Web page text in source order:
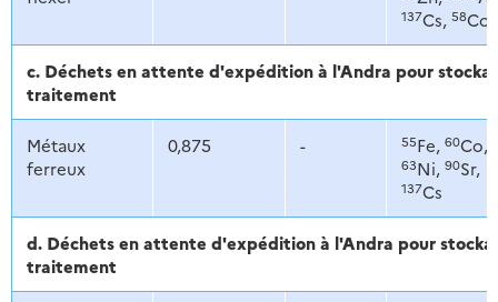
137Cs, 58Co
c. Déchets en attente d'expédition à l'Andra pour
traitement
Métaux
ferreux
0,875 - 55Fe, 60Co,
63Ni, 90Sr,
137Cs
d. Déchets en attente d'expédition à l'Andra pour
traitement